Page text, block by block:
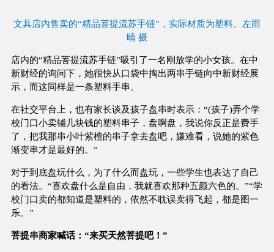
文具店内售卖的“精品菩提流苏手链”，实际材质为塑料。左雨
晴 摄
店内的“精品菩提流苏手链”吸引了一名刚放学的小女孩。在中
新财经的询问下，她很快从口袋中掏出两串手链向中新财经展
示，而这同样是一条塑料手串。
在社交平台上，也有家长谈及孩子盘串时表示：“(孩子)弄个学
校门口小卖铺几块钱的塑料串子，盘啊盘，我说你反正是费手
了，把我那串小叶紫檀的串子拿去盘吧，嫌难看，说她的紫色
渐变串才是最好的。”
对于到底盘玩什么，为了什么而盘玩，一些学生也表达了自己
的看法。“喜欢盘什么是自由，我就喜欢那种五颜六色的。”“学
校门口卖的都知道是塑料的，依然不耽误卖得飞起，都是图一
乐。”
菩提串商家喊话：“来买天然菩提吧！”